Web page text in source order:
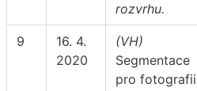
rozvrhu.
9
16. 4.
2020
(VH)
Segmentace
pro